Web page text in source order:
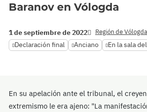
Baranov en Vólogda
1 de septiembre de 2022 Región de Vólogda
Declaración final Anciano En la sala
En su apelación ante el tribunal, el
extremismo le era ajeno: "La